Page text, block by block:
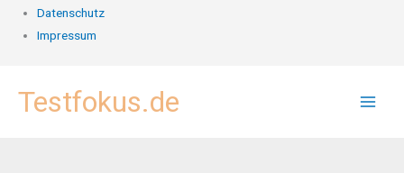
Datenschutz
Impressum
InhaltTestfokus.de